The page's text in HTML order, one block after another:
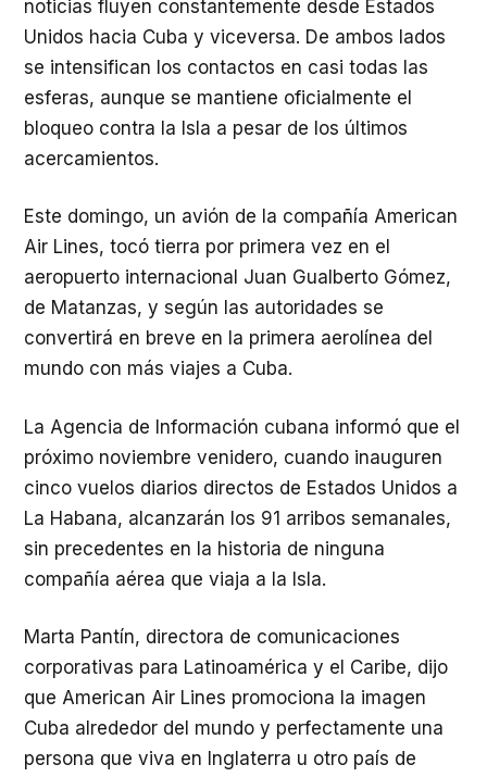
noticias fluyen constantemente desde Estados
Unidos hacia Cuba y viceversa. De ambos lados
se intensifican los contactos en casi todas las
esferas, aunque se mantiene oficialmente el
bloqueo contra la Isla a pesar de los últimos
acercamientos.
Este domingo, un avión de la compañía American
Air Lines, tocó tierra por primera vez en el
aeropuerto internacional Juan Gualberto Gómez,
de Matanzas, y según las autoridades se
convertirá en breve en la primera aerolínea del
mundo con más viajes a Cuba.
La Agencia de Información cubana informó que el
próximo noviembre venidero, cuando inauguren
cinco vuelos diarios directos de Estados Unidos a
La Habana, alcanzarán los 91 arribos semanales,
sin precedentes en la historia de ninguna
compañía aérea que viaja a la Isla.
Marta Pantín, directora de comunicaciones
corporativas para Latinoamérica y el Caribe, dijo
que American Air Lines promociona la imagen
Cuba alrededor del mundo y perfectamente una
persona que viva en Inglaterra u otro país de